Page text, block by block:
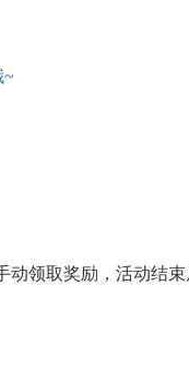
~
领取奖励，活动结